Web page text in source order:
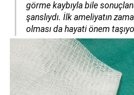
görme kaybıyla bile
şanslıydı. İlk ameliyatın
olması da hayati önem